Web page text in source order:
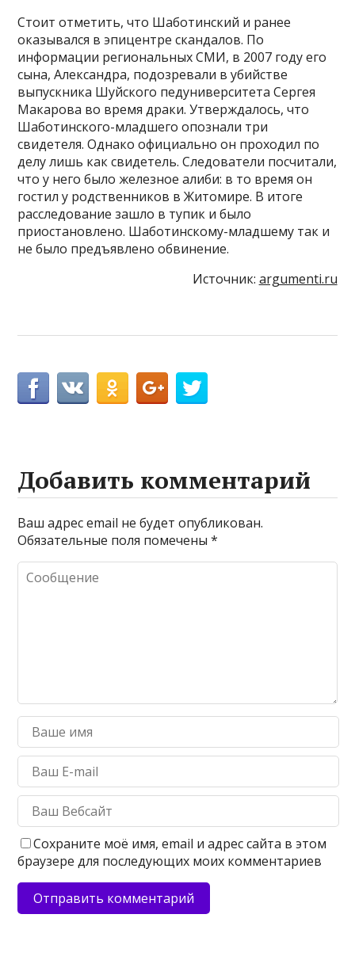
Стоит отметить, что Шаботинский и ранее
оказывался в эпицентре скандалов. По
информации региональных СМИ, в 2007 году его
сына, Александра, подозревали в убийстве
выпускника Шуйского педуниверситета Сергея
Макарова во время драки. Утверждалось, что
Шаботинского-младшего опознали три
свидетеля. Однако официально он проходил по
делу лишь как свидетель. Следователи посчитали,
что у него было железное алиби: в то время он
гостил у родственников в Житомире. В итоге
расследование зашло в тупик и было
приостановлено. Шаботинскому-младшему так и
не было предъявлено обвинение.
Источник: argumenti.ru
Добавить комментарий
Ваш адрес email не будет опубликован.
Обязательные поля помечены*
Сохраните моё имя, email и адрес сайта в этом
браузере для последующих моих комментариев